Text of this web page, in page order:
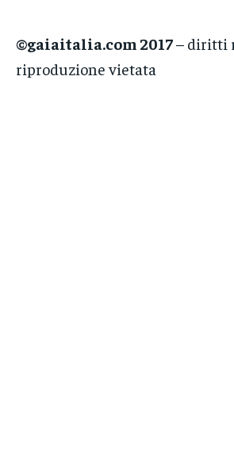
©gaiaitalia.com 2017– diritti
riproduzione vietata